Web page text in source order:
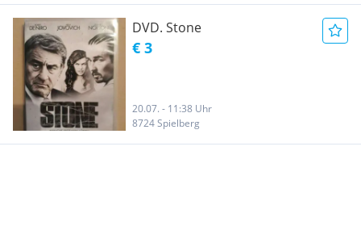
DVD. Stone
€ 3
20.07. - 11:38 Uhr
8724 Spielberg